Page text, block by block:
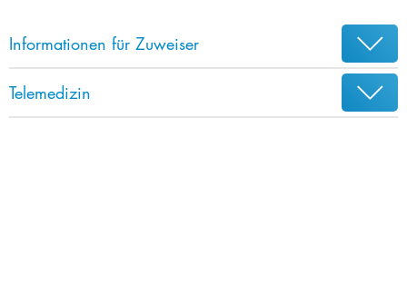
Informationen für Zuweiser
Telemedizin